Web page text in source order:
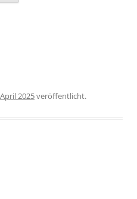
2025veröffentlicht.